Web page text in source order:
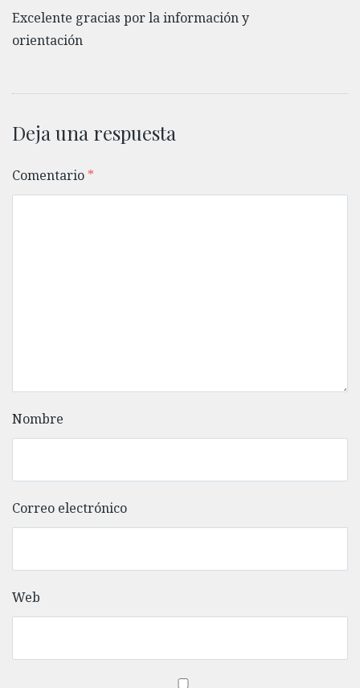
Excelente gracias por la información y
orientación
Deja una respuesta
Comentario *
Nombre
Correo electrónico
Web